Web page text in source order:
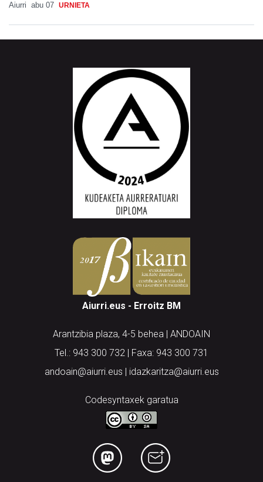
Aiurri abu 07 URNIETA
Aiurri.eus - Erroitz BM
Arantzibia plaza, 4-5 behea | ANDOAIN
Tel.: 943 300 732 | Faxa: 943 300 731
andoain@aiurri.eus | idazkaritza@aiurri.eus
Codesyntaxek garatua